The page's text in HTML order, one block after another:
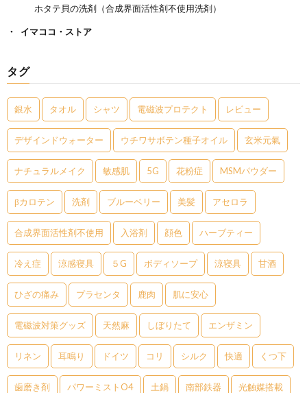
ホタテ貝の洗剤（合成界面活性剤不使用洗剤）
イマココ・ストア
タグ
銀水 タオル シャツ 電磁波プロテクト レビュー
デザインドウォーター ウチワサボテン種子オイル 玄米元氣
ナチュラルメイク 敏感肌 5G 花粉症 MSMパウダー
βカロテン 洗剤 ブルーベリー 美髪 アセロラ
合成界面活性剤不使用 入浴剤 顔色 ハーブティー
冷え症 涼感寝具 ５G ボディソープ 涼寝具 甘酒
ひざの痛み プラセンタ 鹿肉 肌に安心
電磁波対策グッズ 天然麻 しぼりたて エンザミン
リネン 耳鳴り ドイツ コリ シルク 快適 くつ下
歯磨き剤 パワーミストO4 土鍋 南部鉄器 光触媒搭載